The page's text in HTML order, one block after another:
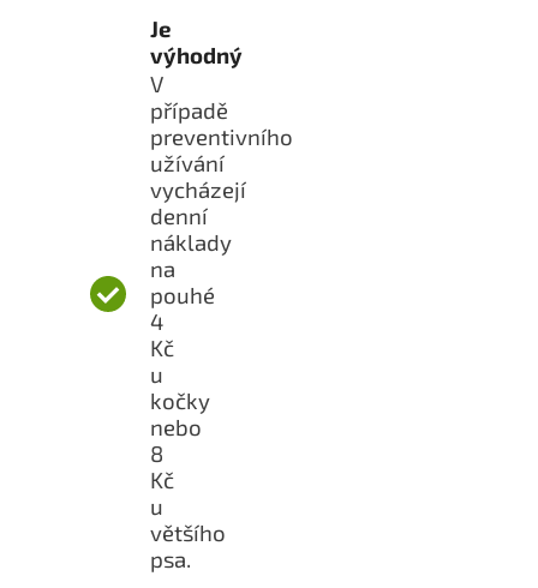
Je
výhodný
V
případě
preventivního
užívání
vycházejí
denní
náklady
na
pouhé
4
Kč
u
kočky
nebo
8
Kč
u
většího
psa.